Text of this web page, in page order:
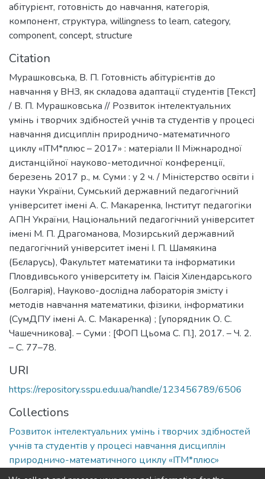
абітурієнт, готовність до навчання, категорія,
компонент, структура, willingness to learn, category,
component, concept, structure
Citation
Мурашковська, В. П. Готовність абітурієнтів до
навчання у ВНЗ, як складова адаптації студентів [Текст]
/ В. П. Мурашковська // Розвиток інтелектуальних
умінь і творчих здібностей учнів та студентів у процесі
навчання дисциплін природничо-математичного
циклу «ІТМ*плюс – 2017» : матеріали ІІ Міжнародної
дистанційної науково-методичної конференції,
березень 2017 р., м. Суми : у 2 ч. / Міністерство освіти і
науки України, Сумський державний педагогічний
університет імені А. С. Макаренка, Інститут педагогіки
АПН України, Національний педагогічний університет
імені М. П. Драгоманова, Мозирський державний
педагогічний університет імені І. П. Шамякина
(Бєларусь), Факультет математики та інформатики
Пловдивського університету ім. Паісія Хілендарського
(Болгарія), Науково-дослідна лабораторія змісту і
методів навчання математики, фізики, інформатики
(СумДПУ імені А. С. Макаренка) ; [упорядник О. С.
Чашечникова]. – Суми : [ФОП Цьома С. П.], 2017. – Ч. 2.
– С. 77–78.
URI
https://repository.sspu.edu.ua/handle/123456789/6506
Collections
Розвиток інтелектуальних умінь і творчих здібностей
учнів та студентів у процесі навчання дисциплін
природничо-математичного циклу «ІТМ*плюс»